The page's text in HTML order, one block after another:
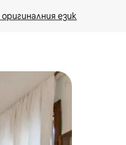
език